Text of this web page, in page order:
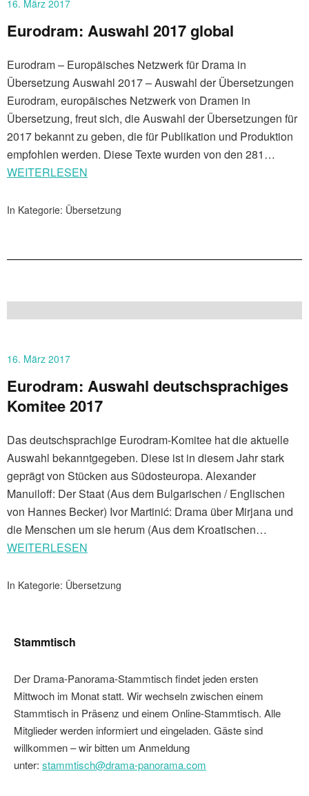
16. März 2017
Eurodram: Auswahl 2017 global
Eurodram – Europäisches Netzwerk für Drama in
Übersetzung Auswahl 2017 – Auswahl der Übersetzungen
Eurodram, europäisches Netzwerk von Dramen in
Übersetzung, freut sich, die Auswahl der Übersetzungen für
2017 bekannt zu geben, die für Publikation und Produktion
empfohlen werden. Diese Texte wurden von den 281…
WEITERLESEN
In Kategorie: Übersetzung
16. März 2017
Eurodram: Auswahl deutschsprachiges
Komitee 2017
Das deutschsprachige Eurodram-Komitee hat die aktuelle
Auswahl bekanntgegeben. Diese ist in diesem Jahr stark
geprägt von Stücken aus Südosteuropa. Alexander
Manuiloff: Der Staat (Aus dem Bulgarischen / Englischen
von Hannes Becker) Ivor Martinić: Drama über Mirjana und
die Menschen um sie herum (Aus dem Kroatischen…
WEITERLESEN
In Kategorie: Übersetzung
Stammtisch
Der Drama-Panorama-Stammtisch findet jeden ersten
Mittwoch im Monat statt. Wir wechseln zwischen einem
Stammtisch in Präsenz und einem Online-Stammtisch. Alle
Mitglieder werden informiert und eingeladen. Gäste sind
willkommen – wir bitten um Anmeldung
unter: stammtisch@drama-panorama.com